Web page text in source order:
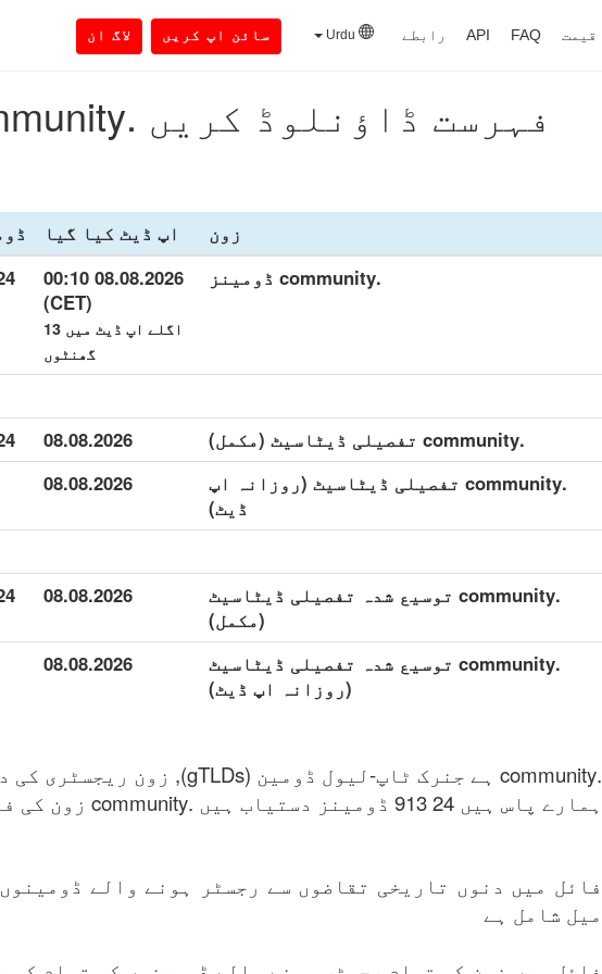
قیمت FAQ
API رابطے سائن اپ کریں لاگ ان
فہرست ڈاؤنلوڈ کریں .community ڈومینز
زون اپ ڈیٹ کیا گیا
.community ڈومینز
08.08.2026 00:10
(CET)
اگلے اپ ڈیٹ میں 13
گھنٹوں
913
.community تفصیلی ڈیٹاسیٹ (مکمل) 08.08.2026
913
.community تفصیلی ڈیٹاسیٹ (روزانہ اپ
ڈیٹ)
08.08.2026
.community توسیع شدہ تفصیلی ڈیٹاسیٹ
(مکمل)
08.08.2026
913
.community توسیع شدہ تفصیلی ڈیٹاسیٹ
(روزانہ اپ ڈیٹ)
08.08.2026
.community ہے جنرک ٹاپ-لیول ڈومین (gTLDs), زون ریجسٹری کی دیکھ بھال Binky Moon.
ہمارے پاس ہیں 24 913 ڈومینز دستیاب ہیں .community زون کی فہرست میں: 08.08.2026.
فائل میں دنوں تاریخی تقاضوں سے رجسٹر ہونے والے
میل شامل ہے